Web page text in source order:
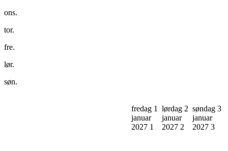
ons.
tor.
fre.
lør.
søn.
fredag 1
januar
2027 1
lørdag 2
januar
2027 2
søndag 3
januar
2027 3